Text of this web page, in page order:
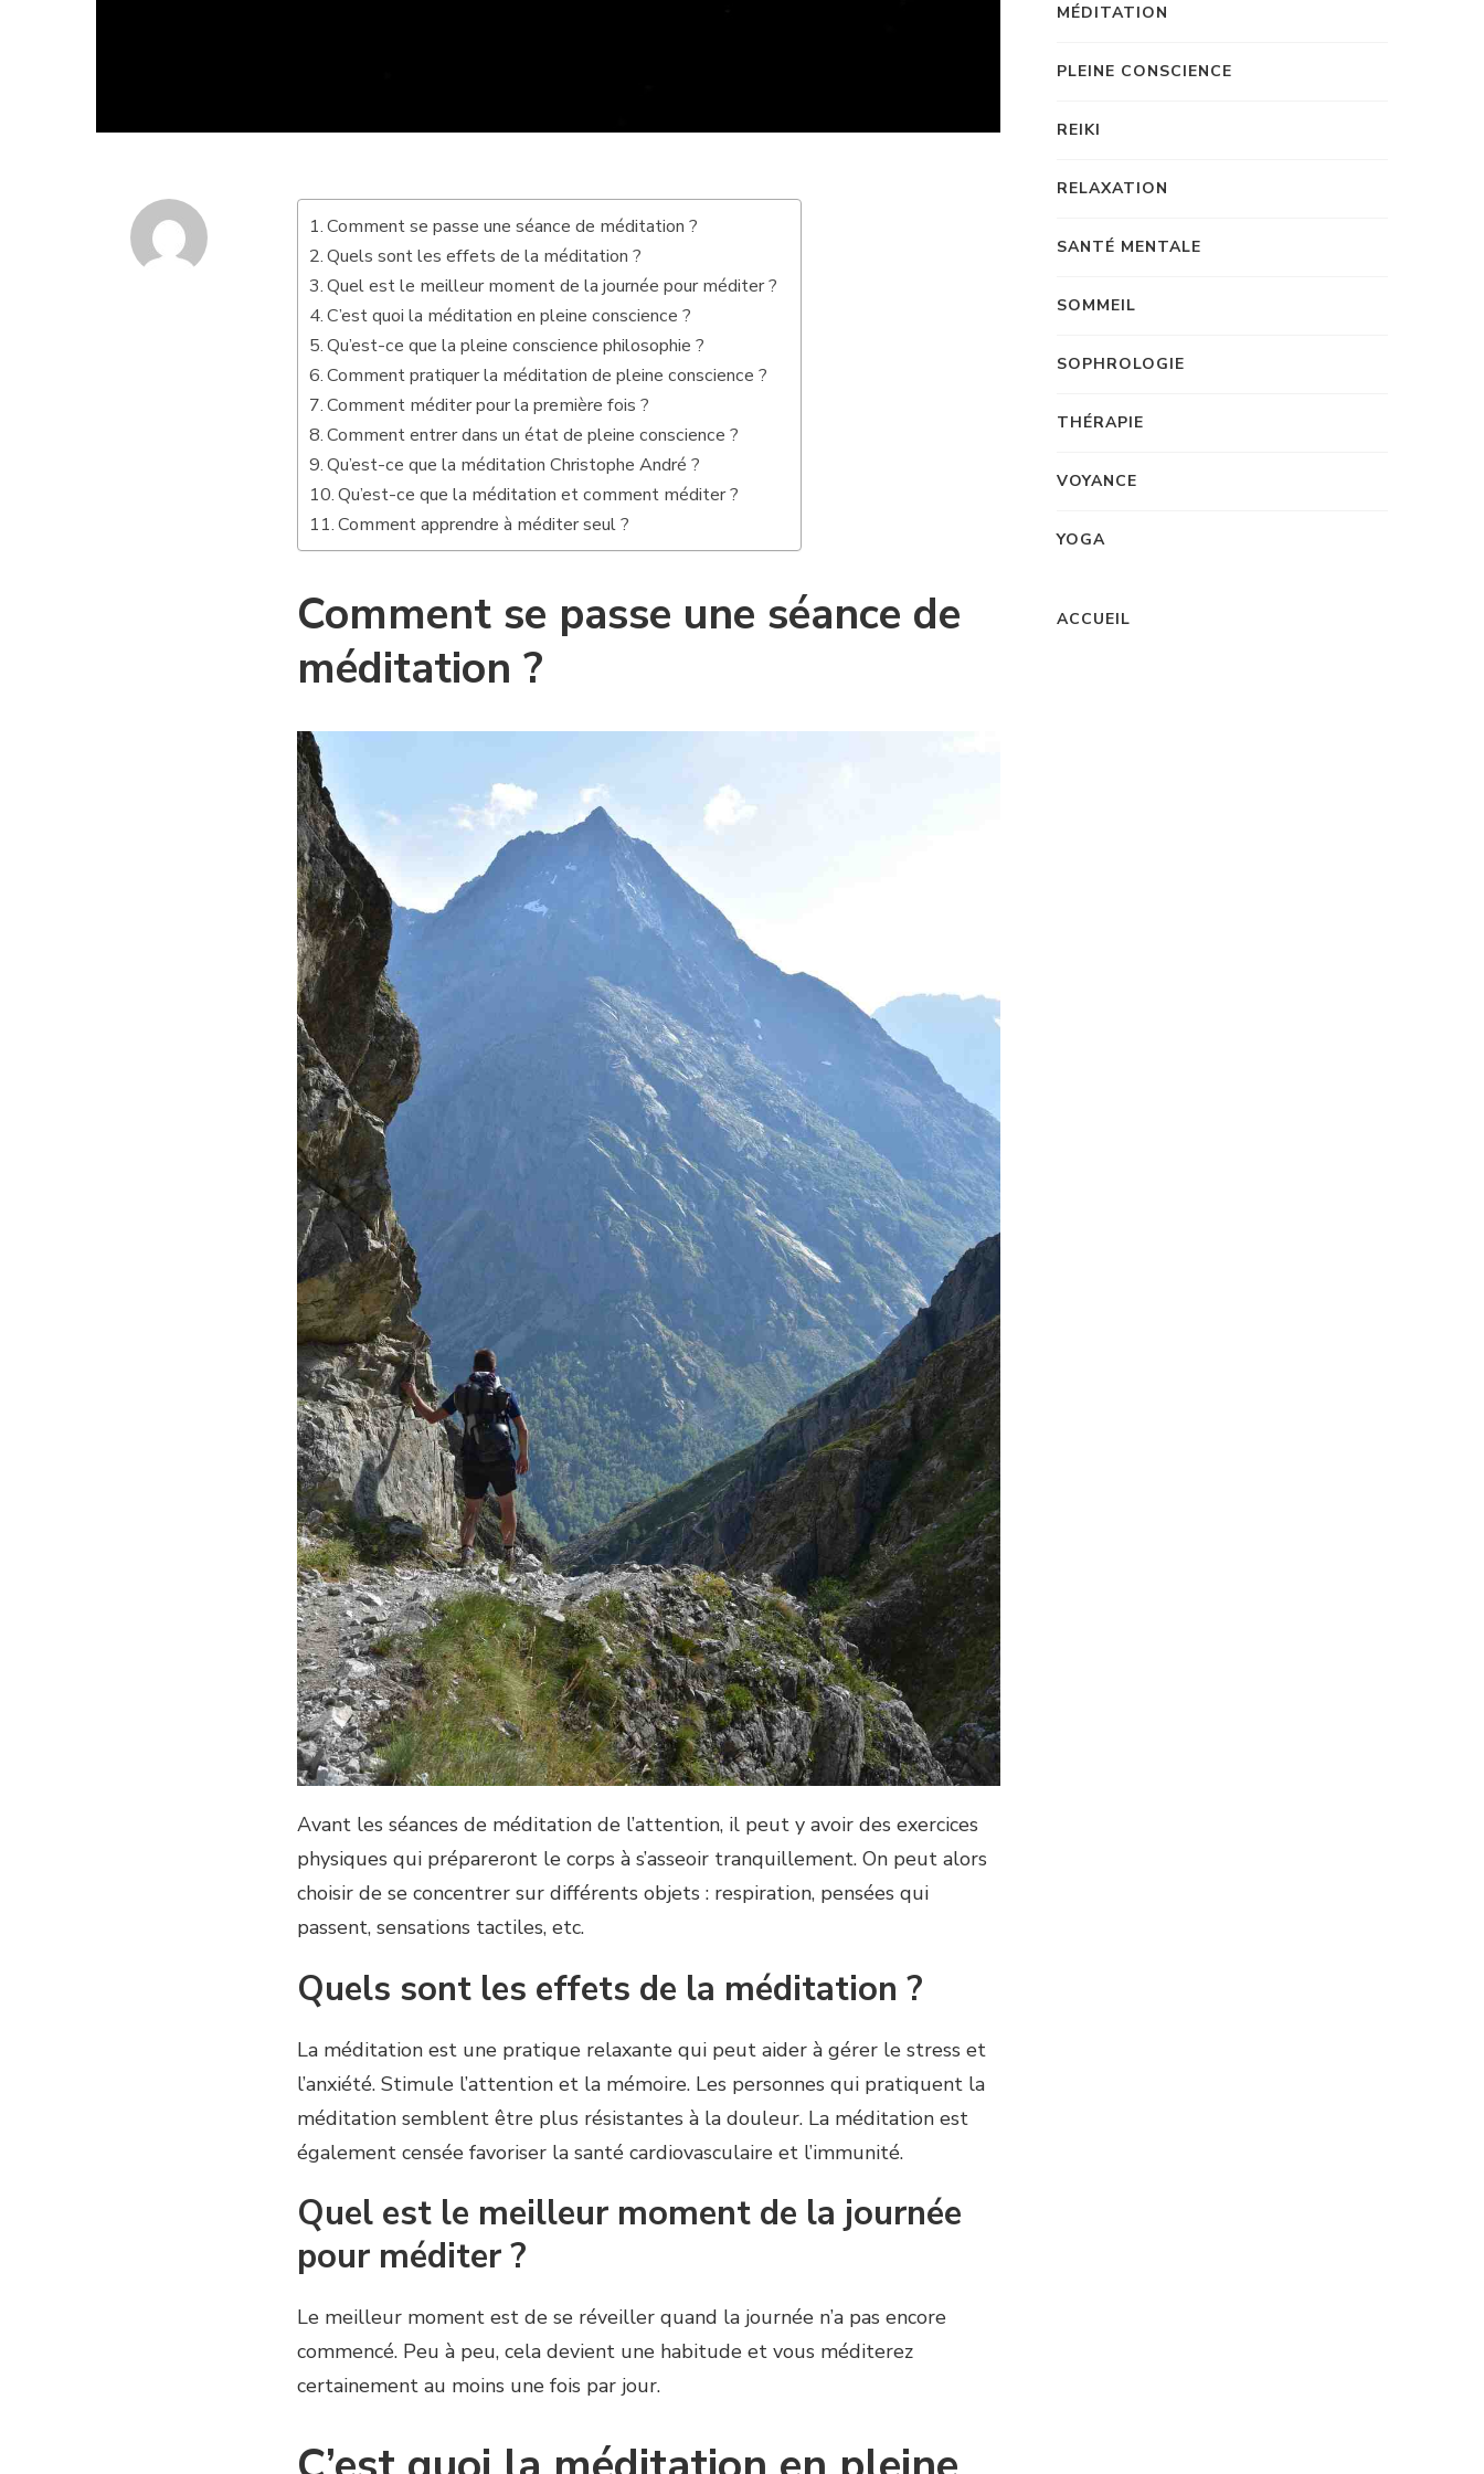
Comment se passe une séance de méditation ?
Quels sont les effets de la méditation ?
Quel est le meilleur moment de la journée pour méditer ?
C’est quoi la méditation en pleine conscience ?
Qu’est-ce que la pleine conscience philosophie ?
Comment pratiquer la méditation de pleine conscience ?
Comment méditer pour la première fois ?
Comment entrer dans un état de pleine conscience ?
Qu’est-ce que la méditation Christophe André ?
Qu’est-ce que la méditation et comment méditer ?
Comment apprendre à méditer seul ?
Comment se passe une séance de
méditation ?
Avant les séances de méditation de l’attention, il peut y avoir des exercices
physiques qui prépareront le corps à s’asseoir tranquillement. On peut alors
choisir de se concentrer sur différents objets : respiration, pensées qui
passent, sensations tactiles, etc.
Quels sont les effets de la méditation ?
La méditation est une pratique relaxante qui peut aider à gérer le stress et
l’anxiété. Stimule l’attention et la mémoire. Les personnes qui pratiquent la
méditation semblent être plus résistantes à la douleur. La méditation est
également censée favoriser la santé cardiovasculaire et l’immunité.
Quel est le meilleur moment de la journée
pour méditer ?
Le meilleur moment est de se réveiller quand la journée n’a pas encore
commencé. Peu à peu, cela devient une habitude et vous méditerez
certainement au moins une fois par jour.
MÉDITATION
PLEINE CONSCIENCE
REIKI
RELAXATION
SANTÉ MENTALE
SOMMEIL
SOPHROLOGIE
THÉRAPIE
VOYANCE
YOGA
ACCUEIL